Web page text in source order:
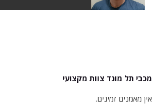
מכבי תל מונד צוות מקצועי
אין מאמנים זמינים.